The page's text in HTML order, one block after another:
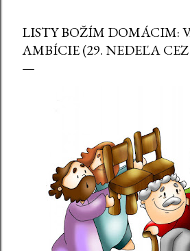
LISTY BOŽÍM DOMÁCIM:
AMBÍCIE (29. NEDEĽA